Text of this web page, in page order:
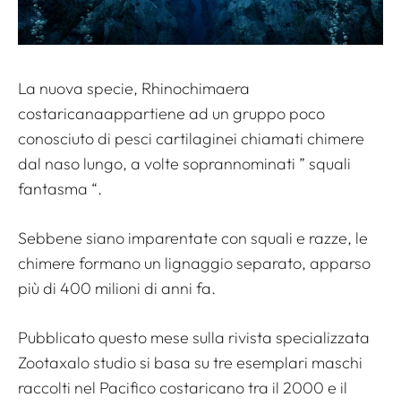
La nuova specie, Rhinochimaera
costaricanaappartiene ad un gruppo poco
conosciuto di pesci cartilaginei chiamati chimere
dal naso lungo, a volte soprannominati ” squali
fantasma “.
Sebbene siano imparentate con squali e razze, le
chimere formano un lignaggio separato, apparso
più di 400 milioni di anni fa.
Pubblicato questo mese sulla rivista specializzata
Zootaxalo studio si basa su tre esemplari maschi
raccolti nel Pacifico costaricano tra il 2000 e il